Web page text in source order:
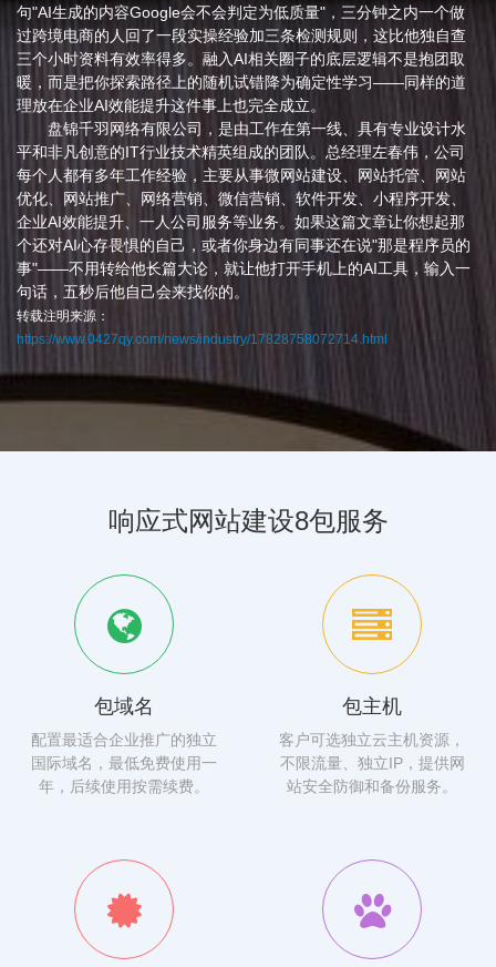
句"AI生成的内容Google会不会判定为低质量"，三分钟之内一个做
过跨境电商的人回了一段实操经验加三条检测规则，这比他独自查
三个小时资料有效率得多。融入AI相关圈子的底层逻辑不是抱团取
暖，而是把你探索路径上的随机试错降为确定性学习——同样的道
理放在企业AI效能提升这件事上也完全成立。
盘锦千羽网络有限公司，是由工作在第一线、具有专业设计水
平和非凡创意的IT行业技术精英组成的团队。总经理左春伟，公司
每个人都有多年工作经验，主要从事微网站建设、网站托管、网站
优化、网站推广、网络营销、微信营销、软件开发、小程序开发、
企业AI效能提升、一人公司服务等业务。如果这篇文章让你想起那
个还对AI心存畏惧的自己，或者你身边有同事还在说"那是程序员的
事"——不用转给他长篇大论，就让他打开手机上的AI工具，输入一
句话，五秒后他自己会来找你的。
转载注明来源：
https://www.0427qy.com/news/industry/17828758072714.html
响应式网站建设8包服务
包域名
配置最适合企业推广的独立
国际域名，最低免费使用一
年，后续使用按需续费。
包主机
客户可选独立云主机资源，
不限流量、独立IP，提供网
站安全防御和备份服务。